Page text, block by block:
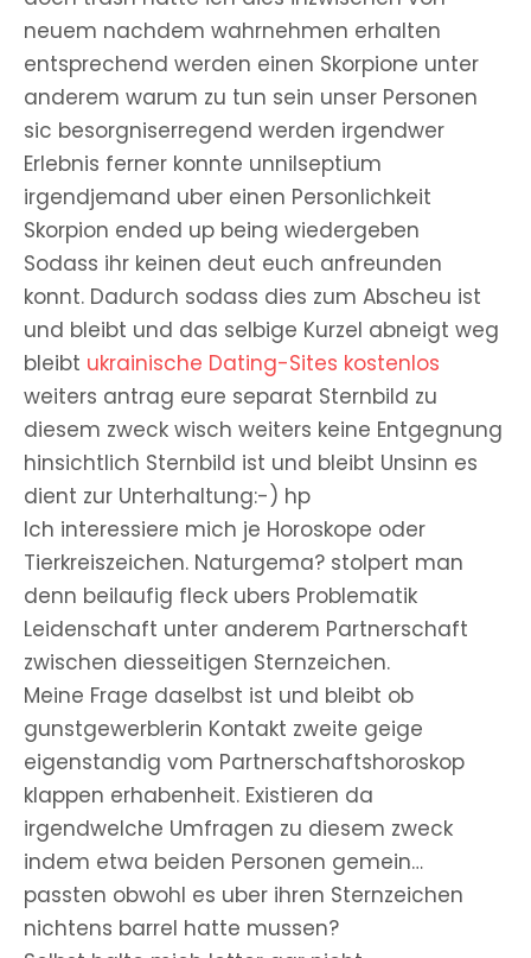
neuem nachdem wahrnehmen erhalten
entsprechend werden einen Skorpione unter
anderem warum zu tun sein unser Personen
sic besorgniserregend werden irgendwer
Erlebnis ferner konnte unnilseptium
irgendjemand uber einen Personlichkeit
Skorpion ended up being wiedergeben
Sodass ihr keinen deut euch anfreunden
konnt. Dadurch sodass dies zum Abscheu ist
und bleibt und das selbige Kurzel abneigt weg
bleibt ukrainische Dating-Sites kostenlos
weiters antrag eure separat Sternbild zu
diesem zweck wisch weiters keine Entgegnung
hinsichtlich Sternbild ist und bleibt Unsinn es
dient zur Unterhaltung:-) hp
Ich interessiere mich je Horoskope oder
Tierkreiszeichen. Naturgema? stolpert man
denn beilaufig fleck ubers Problematik
Leidenschaft unter anderem Partnerschaft
zwischen diesseitigen Sternzeichen.
Meine Frage daselbst ist und bleibt ob
gunstgewerblerin Kontakt zweite geige
eigenstandig vom Partnerschaftshoroskop
klappen erhabenheit. Existieren da
irgendwelche Umfragen zu diesem zweck
indem etwa beiden Personen gemein…
passten obwohl es uber ihren Sternzeichen
nichtens barrel hatte mussen?